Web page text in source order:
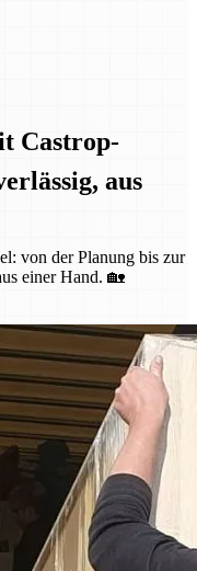
Castrop-
aus
von der Planung bis zur
einer Hand. 🏡